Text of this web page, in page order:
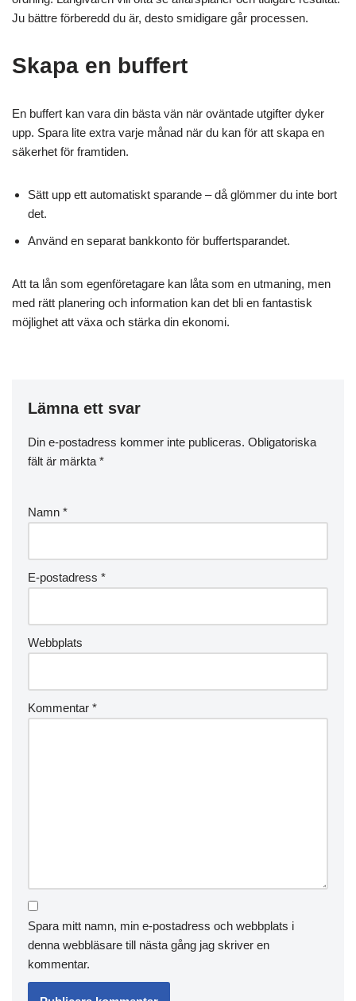
Ju bättre förberedd du är, desto smidigare går processen.
Skapa en buffert
En buffert kan vara din bästa vän när oväntade utgifter dyker
upp. Spara lite extra varje månad när du kan för att skapa en
säkerhet för framtiden.
Sätt upp ett automatiskt sparande – då glömmer du inte bort
det.
Använd en separat bankkonto för buffertsparandet.
Att ta lån som egenföretagare kan låta som en utmaning, men
med rätt planering och information kan det bli en fantastisk
möjlighet att växa och stärka din ekonomi.
Lämna ett svar
Din e-postadress kommer inte publiceras. Obligatoriska
fält är märkta *
Namn *
E-postadress *
Webbplats
Kommentar *
Spara mitt namn, min e-postadress och webbplats i
denna webbläsare till nästa gång jag skriver en
kommentar.